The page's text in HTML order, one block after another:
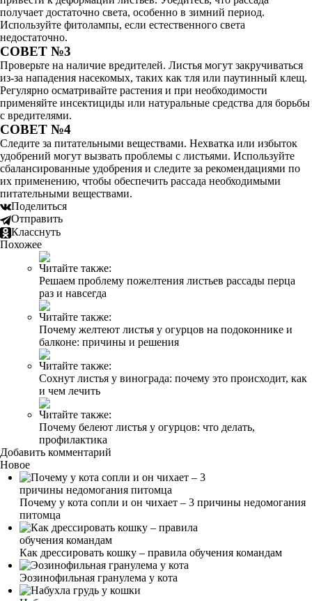
получает достаточно света, особенно в зимний период.
Используйте фитолампы, если естественного света
недостаточно.
СОВЕТ №3
Проверьте на наличие вредителей. Листья могут закручиваться
из-за нападения насекомых, таких как тля или паутинный клещ.
Регулярно осматривайте растения и при необходимости
применяйте инсектициды или натуральные средства для борьбы
с вредителями.
СОВЕТ №4
Следите за питательными веществами. Нехватка или избыток
удобрений могут вызвать проблемы с листьями. Используйте
сбалансированные удобрения и следите за рекомендациями по
их применению, чтобы обеспечить рассада необходимыми
питательными веществами.
Поделиться
Отправить
Класснуть
Похожее
Читайте также:
Решаем проблему пожелтения листьев рассады перца
раз и навсегда
Читайте также:
Почему желтеют листья у огурцов на подоконнике и
балконе: причины и решения
Читайте также:
Сохнут листья у винограда: почему это происходит, как
и чем лечить
Читайте также:
Почему белеют листья у огурцов: что делать,
профилактика
Добавить комментарий
Новое
Почему у кота сопли и он чихает – 3 причины недомогания
питомца
Как дрессировать кошку – правила обучения командам
Эозинофильная гранулема у кота